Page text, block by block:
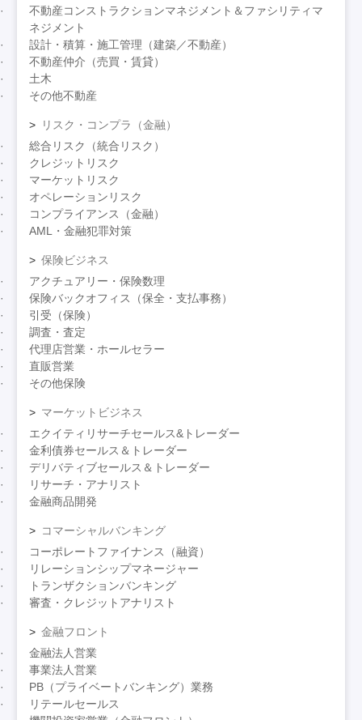
不動産コンストラクションマネジメント＆ファシリティマ
ネジメント
設計・積算・施工管理（建築／不動産）
不動産仲介（売買・賃貸）
土木
その他不動産
リスク・コンプラ（金融）
総合リスク（統合リスク）
クレジットリスク
マーケットリスク
オペレーションリスク
コンプライアンス（金融）
AML・金融犯罪対策
保険ビジネス
アクチュアリー・保険数理
保険バックオフィス（保全・支払事務）
引受（保険）
調査・査定
代理店営業・ホールセラー
直販営業
その他保険
マーケットビジネス
エクイティリサーチセールス&トレーダー
金利債券セールス＆トレーダー
デリバティブセールス＆トレーダー
リサーチ・アナリスト
金融商品開発
コマーシャルバンキング
コーポレートファイナンス（融資）
リレーションシップマネージャー
トランザクションバンキング
審査・クレジットアナリスト
金融フロント
金融法人営業
事業法人営業
PB（プライベートバンキング）業務
リテールセールス